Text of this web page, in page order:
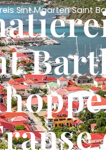
Sint Maarten Saint